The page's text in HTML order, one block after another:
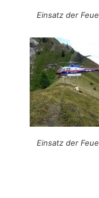
Einsatz der
Einsatz der